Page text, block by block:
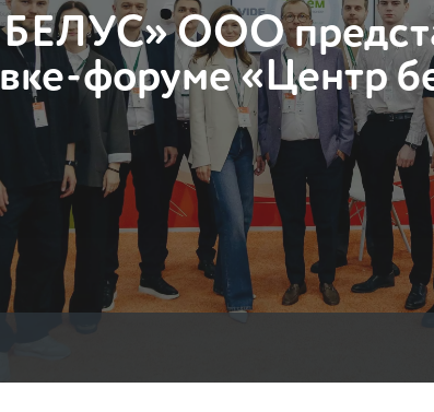
ООО
форуме «Центр